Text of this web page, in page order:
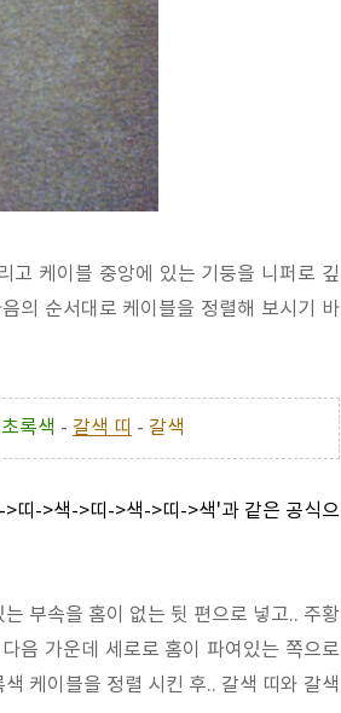
고 케이블 중앙에 있는 기둥을 니퍼로 깊
의 순서대로 케이블을 정렬해 보시기 바
초록색 - 갈색 띠 - 갈색
띠->색->띠->색->띠->색'과 같은 공식으
부속을 홈이 없는 뒷 편으로 넣고.. 주황
음 가운데 세로로 홈이 파여있는 쪽으로
케이블을 정렬 시킨 후.. 갈색 띠와 갈색